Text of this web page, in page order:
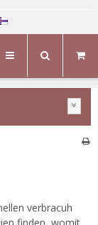
verbracuh